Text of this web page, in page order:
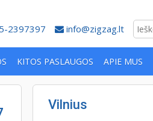
2397397 info@zigzag.lt
KITOS PASLAUGOS APIE MUS
Vilnius